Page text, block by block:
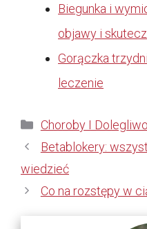
Biegunka i
objawy i
Gorączka
leczenie
Kategorie
Choroby I
Betablokery:
wiedzieć
Co na rozstępy w